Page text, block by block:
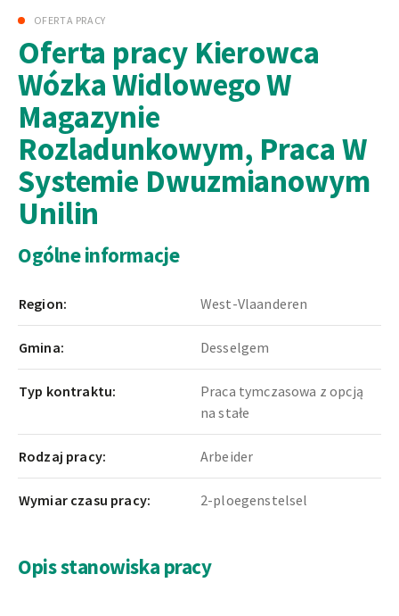
OFERTA PRACY
Oferta pracy Kierowca
Wózka Widlowego W
Magazynie
Rozladunkowym, Praca W
Systemie Dwuzmianowym
Unilin
Ogólne informacje
Region: West-Vlaanderen
Gmina: Desselgem
Typ kontraktu:
Praca tymczasowa z opcją
na stałe
Rodzaj pracy: Arbeider
Wymiar czasu pracy: 2-ploegenstelsel
Opis stanowiska pracy